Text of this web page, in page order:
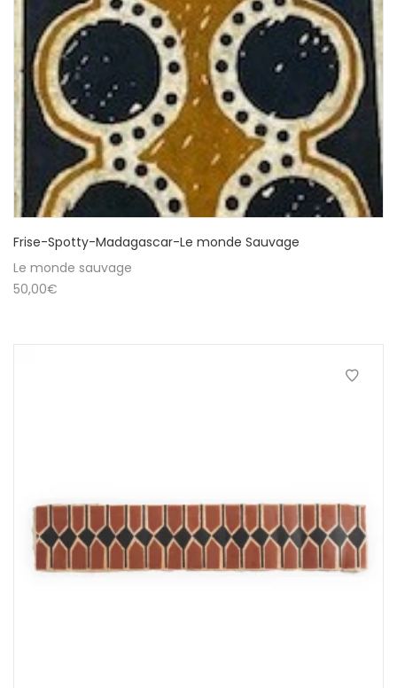
Frise-Spotty-Madagascar-Le monde Sauvage
Le monde sauvage
50,00€